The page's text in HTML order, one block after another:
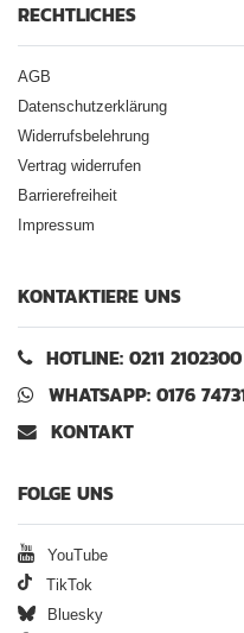
RECHTLICHES
AGB
Datenschutzerklärung
Widerrufsbelehrung
Vertrag widerrufen
Barrierefreiheit
Impressum
KONTAKTIERE UNS
HOTLINE: 0211 2102300
WHATSAPP: 0176
KONTAKT
FOLGE UNS
YouTube
TikTok
Bluesky